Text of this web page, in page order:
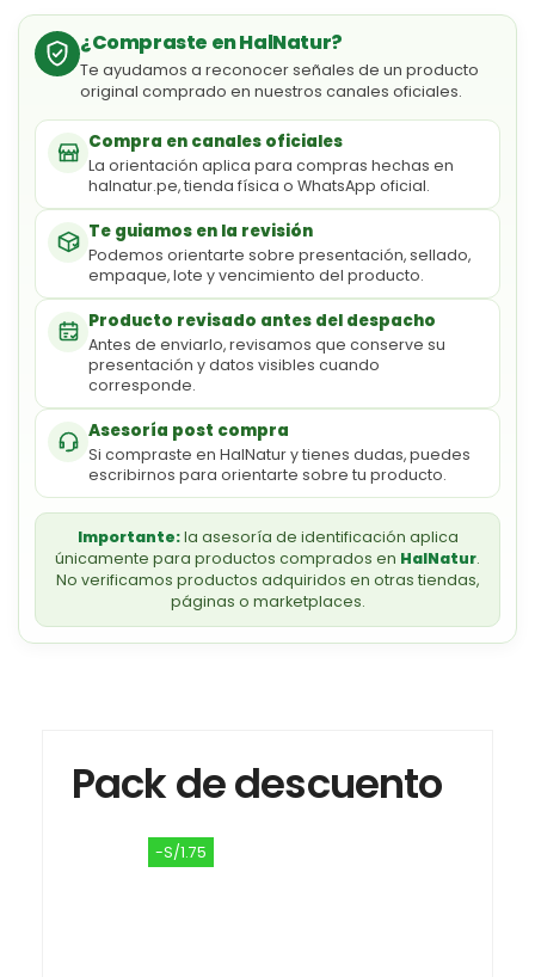
¿Compraste en HalNatur?
Te ayudamos a reconocer señales de un producto
original comprado en nuestros canales oficiales.
Compra en canales oficiales
La orientación aplica para compras hechas en
halnatur.pe, tienda física o WhatsApp oficial.
Te guiamos en la revisión
Podemos orientarte sobre presentación, sellado,
empaque, lote y vencimiento del producto.
Producto revisado antes del despacho
Antes de enviarlo, revisamos que conserve su
presentación y datos visibles cuando
corresponde.
Asesoría post compra
Si compraste en HalNatur y tienes dudas, puedes
escribirnos para orientarte sobre tu producto.
Importante:la asesoría de identificación aplica
únicamente para productos comprados en HalNatur.
No verificamos productos adquiridos en otras tiendas,
páginas o marketplaces.
Pack de descuento
-S/1.75